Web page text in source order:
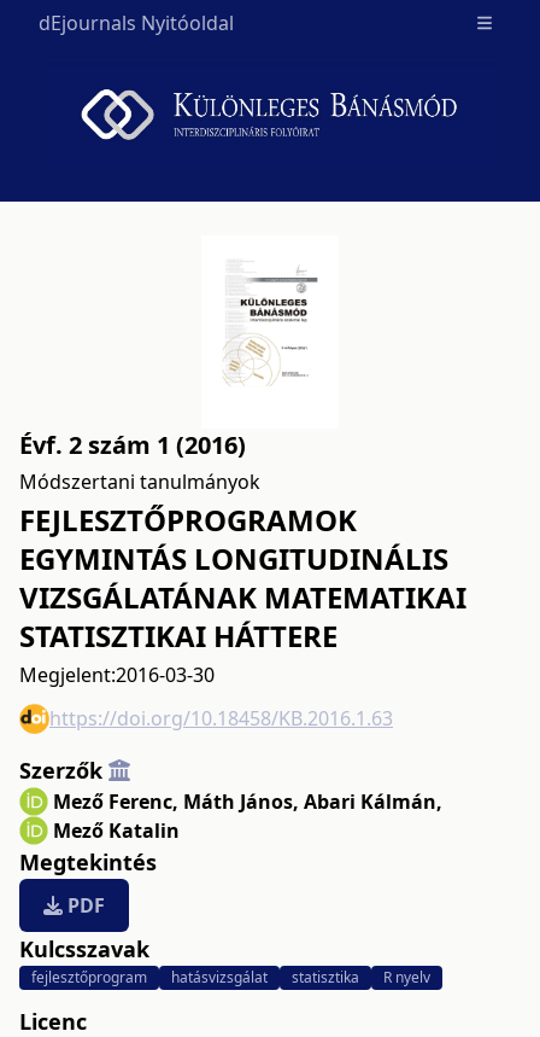
dEjournals Nyitóoldal Open
Évf. 2 szám 1 (2016)
Módszertani tanulmányok
FEJLESZTŐPROGRAMOK
EGYMINTÁS LONGITUDINÁLIS
VIZSGÁLATÁNAK MATEMATIKAI
STATISZTIKAI HÁTTERE
Megjelent:2016-03-30
https://doi.org/10.18458/KB.2016.1.63
Szerzők
Mező Ferenc, Máth János, Abari Kálmán,
Mező Katalin
Megtekintés
PDF
Kulcsszavak
fejlesztőprogram hatásvizsgálat statisztika R nyelv
Licenc